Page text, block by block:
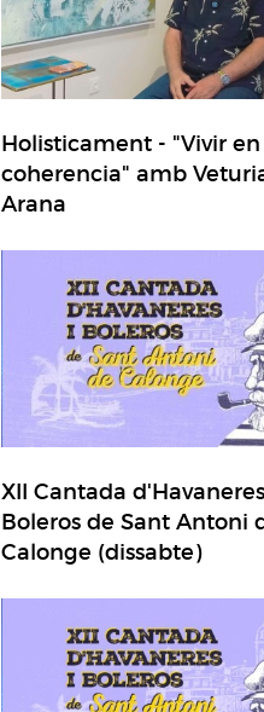
Holisticament - "Vivir en
coherencia" amb
Arana
XII Cantada
Boleros de Sant Antoni
Calonge (dissabte)